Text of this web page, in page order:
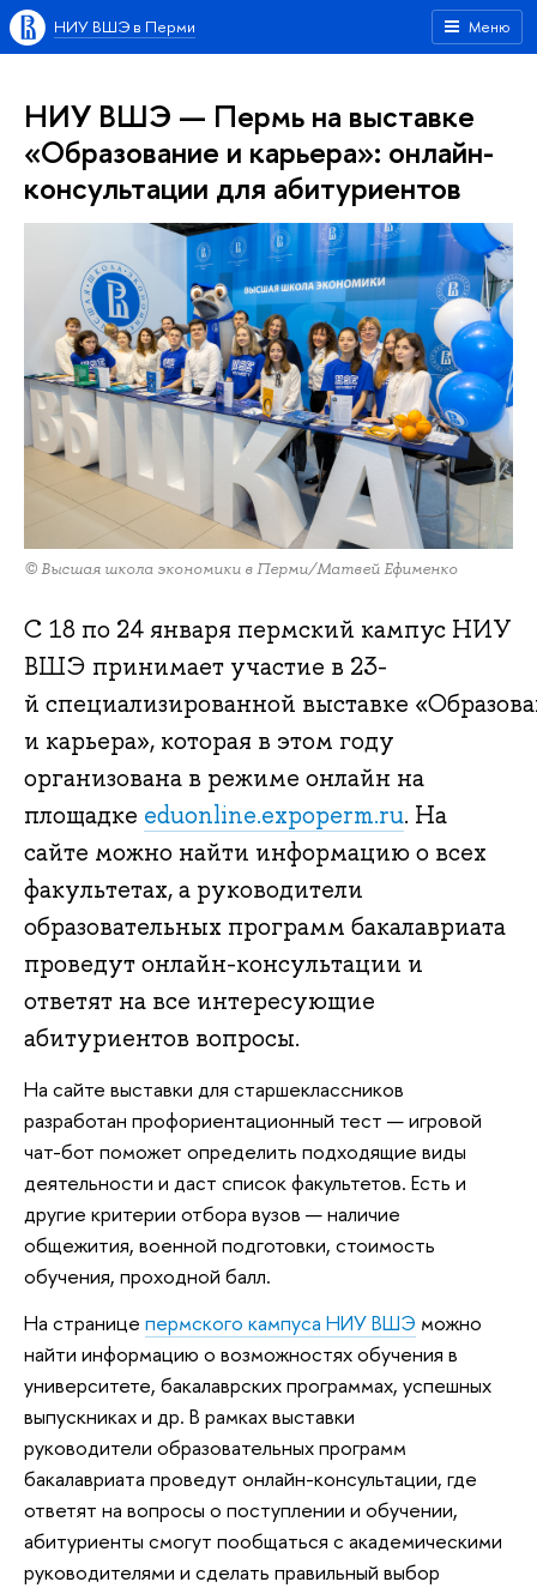
Меню
НИУ ВШЭ в Перми
НИУ ВШЭ — Пермь на выставке
«Образование и карьера»: онлайн-
консультации для абитуриентов
© Высшая школа экономики в Перми/Матвей Ефименко
С 18 по 24 января пермский кампус НИУ
ВШЭ принимает участие в 23-
й специализированной выставке
и карьера», которая в этом году
организована в режиме онлайн на
площадке eduonline.expoperm.ru. На
сайте можно найти информацию о всех
факультетах, а руководители
образовательных программ бакалавриата
проведут онлайн-консультации и
ответят на все интересующие
абитуриентов вопросы.
На сайте выставки для старшеклассников
разработан профориентационный тест — игровой
чат-бот поможет определить подходящие виды
деятельности и даст список факультетов. Есть и
другие критерии отбора вузов — наличие
общежития, военной подготовки, стоимость
обучения, проходной балл.
На странице пермского кампуса НИУ ВШЭ можно
найти информацию о возможностях обучения в
университете, бакалаврских программах, успешных
выпускниках и др. В рамках выставки
руководители образовательных программ
бакалавриата проведут онлайн-консультации, где
ответят на вопросы о поступлении и обучении,
абитуриенты смогут пообщаться с академическими
руководителями и сделать правильный выбор